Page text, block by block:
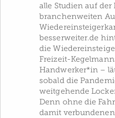
alle Studien auf der
branchenweiten
besserweiter.de
die
Freizeit-
Handwerker*in –
sobald die
weitgehende
Denn ohne die
damit